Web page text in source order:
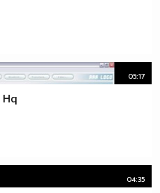
05:17
Hq
04:35